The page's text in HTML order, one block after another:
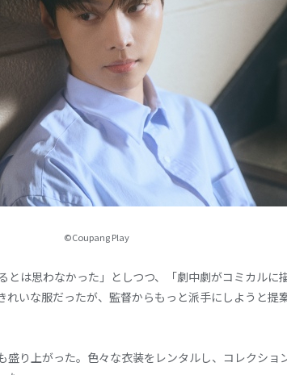
©Coupang Play
は思わなかった」としつつ、「劇中劇がコミカルに
いな服だったが、監督からもっと派手にしようと
り上がった。色々な衣装をレンタルし、コレクショ